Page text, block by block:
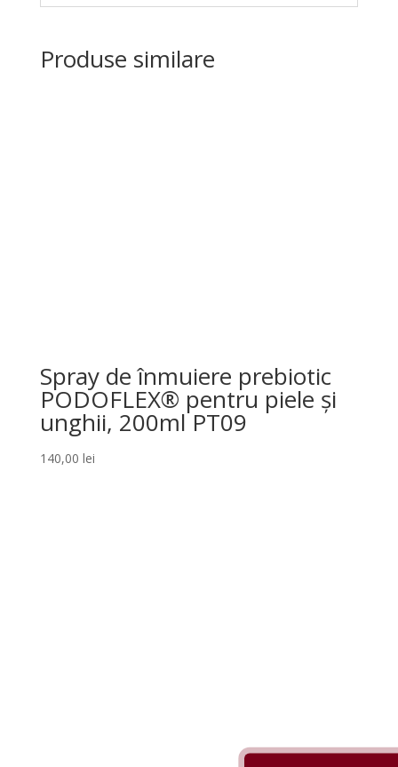
Produse similare
Spray de înmuiere prebiotic
PODOFLEX® pentru piele și
unghii, 200ml PT09
140,00 lei